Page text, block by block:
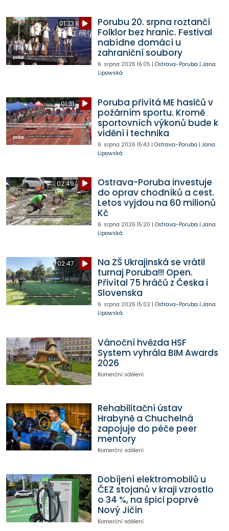
01:33
Porubu 20. srpna roztančí
Folklor bez hranic. Festival
nabídne domácí u
zahraniční soubory
6. srpna 2026 16:05 | Ostrava-Poruba | Jana
Lipowská
01:31
Poruba přivítá ME hasičů v
požárním sportu. Kromě
sportovních výkonů bude k
vidění i technika
6. srpna 2026 15:43 | Ostrava-Poruba | Jana
Lipowská
02:49
Ostrava-Poruba investuje
do oprav chodníků a cest.
Letos vyjdou na 60 milionů
Kč
6. srpna 2026 15:20 | Ostrava-Poruba | Jana
Lipowská
02:47
Na ZŠ Ukrajinská se vrátil
turnaj Poruba!!! Open.
Přivítal 75 hráčů z Česka i
Slovenska
6. srpna 2026 15:02| Ostrava-Poruba | Jana
Lipowská
Vánoční hvězda HSF
System vyhrála BIM Awards
2026
Komerční sdělení
Rehabilitační ústav
Hrabyně a Chuchelná
zapojuje do péče peer
mentory
Komerční sdělení
Dobíjení elektromobilů u
ČEZ stojanů v kraji vzrostlo
o 34 %, na špici poprvé
Nový Jičín
Komerční sdělení